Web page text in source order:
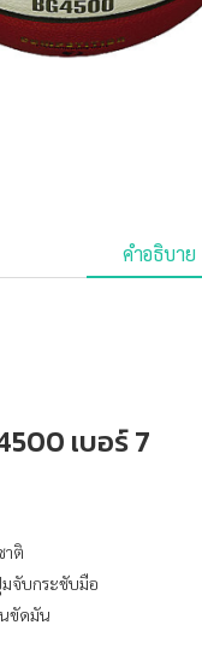
คำอธิบาย
เบอร์ 7
าติ
จับกระชับมือ
ขัดมัน